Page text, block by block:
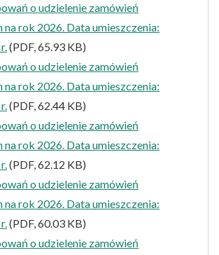
o udzielenie zamówień
na rok 2026. Data umieszczenia:
(PDF, 65.93 KB)
o udzielenie zamówień
na rok 2026. Data umieszczenia:
(PDF, 62.44 KB)
o udzielenie zamówień
na rok 2026. Data umieszczenia:
(PDF, 62.12 KB)
o udzielenie zamówień
na rok 2026. Data umieszczenia:
(PDF, 60.03 KB)
o udzielenie zamówień